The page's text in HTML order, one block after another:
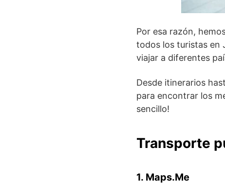
Por esa razón,
todos los turistas en
viajar a diferentes
Desde itinerarios
para encontrar los
sencillo!
Transporte
1. Maps.Me